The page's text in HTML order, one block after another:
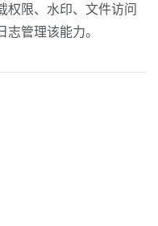
权限、水印、文件访问
管理该能力。